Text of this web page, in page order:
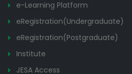
e-Learning Platform
eRegistration(Undergraduate)
eRegistration(Postgraduate)
Institute
JESA Access